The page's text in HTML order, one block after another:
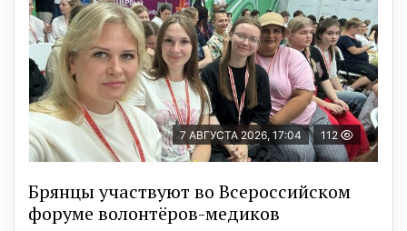
7 АВГУСТА 2026, 17:04 112
Брянцы участвуют во Всероссийском
форуме волонтёров-медиков